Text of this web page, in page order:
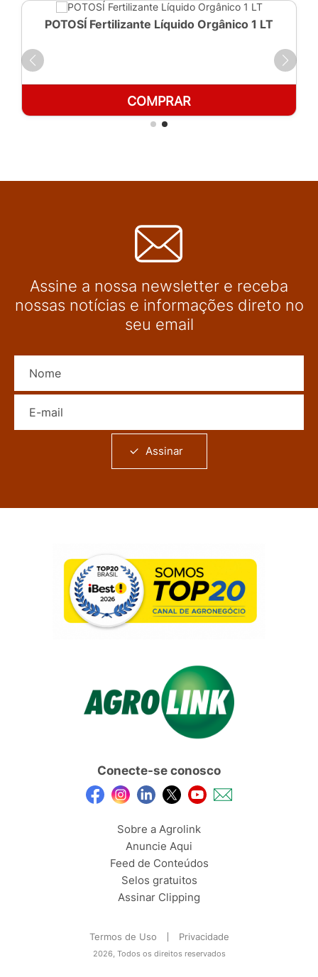
POTOSÍ Fertilizante Líquido Orgânico 1 LT
COMPRAR
Assine a nossa newsletter e receba
nossas notícias e informações direto no
seu email
Assinar
Conecte-se conosco
Sobre a Agrolink
Anuncie Aqui
Feed de Conteúdos
Selos gratuitos
Assinar Clipping
Termos de Uso Privacidade
2026, Todos os direitos reservados